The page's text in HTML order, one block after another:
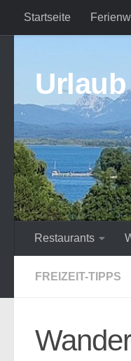
Zum Inhalt springen
Startseite
Restaurants
FREIZEIT-TIPPS